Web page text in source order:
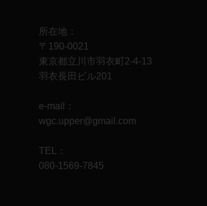
所在地：
〒190-0021
東京都立川市羽衣町2-4-13
羽衣長田ビル201
e-mail：
wgc.upper@gmail.com
TEL：
080-1569-7845